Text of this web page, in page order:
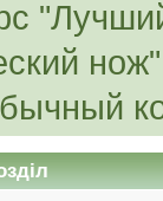
нож"